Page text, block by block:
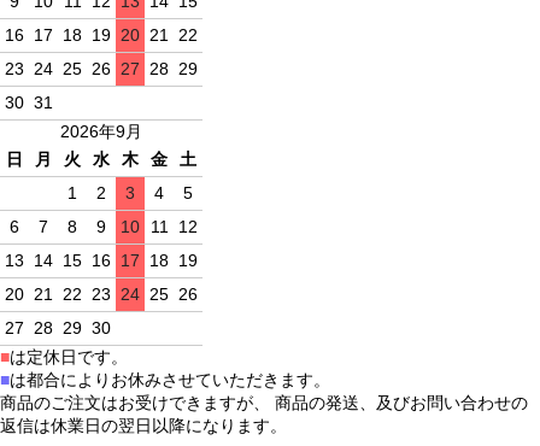
16 17 18 19 20 21
22
23
24 25 26 27 28 29
30 31
2026年9月
日
月 火 水 木 金
土
1
2 3 4
5
6
7 8 9 10 11
12
13
14 15 16 17 18 19
20 21 22 23 24 25 26
27
28 29 30
■は定休日です。
■は都合によりお休みさせていただきます。
商品のご注文はお受けできますが、 商品の発送、及びお問い合わせの
返信は休業日の翌日以降になります。